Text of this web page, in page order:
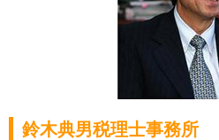
鈴木典男税理士事務所